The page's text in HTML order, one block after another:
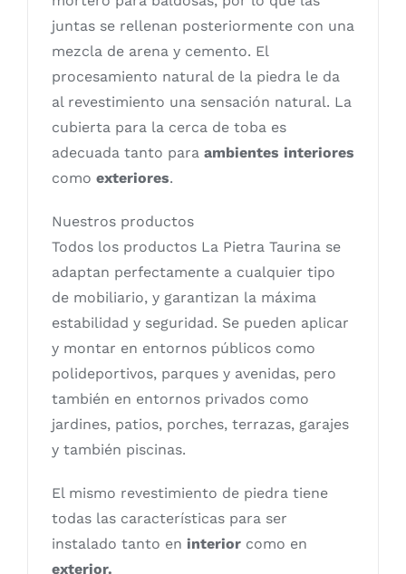
juntas se rellenan posteriormente con una
mezcla de arena y cemento. El
procesamiento natural de la piedra le da
al revestimiento una sensación natural. La
cubierta para la cerca de toba es
adecuada tanto para ambientes interiores
como exteriores.
Nuestros productos
Todos los productos La Pietra Taurina se
adaptan perfectamente a cualquier tipo
de mobiliario, y garantizan la máxima
estabilidad y seguridad. Se pueden aplicar
y montar en entornos públicos como
polideportivos, parques y avenidas, pero
también en entornos privados como
jardines, patios, porches, terrazas, garajes
y también piscinas.
El mismo revestimiento de piedra tiene
todas las características para ser
instalado tanto en interiorcomo en
exterior.